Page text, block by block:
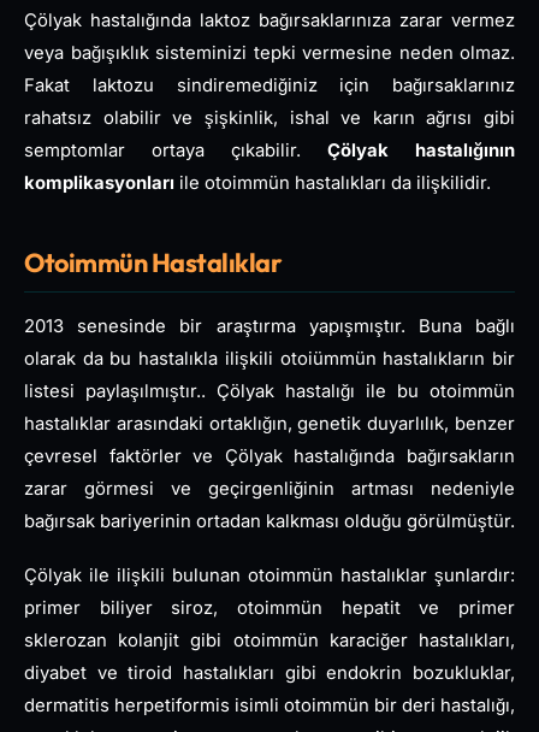
Çölyak hastalığında laktoz bağırsaklarınıza zarar vermez
veya bağışıklık sisteminizi tepki vermesine neden olmaz.
Fakat laktozu sindiremediğiniz için bağırsaklarınız
rahatsız olabilir ve şişkinlik, ishal ve karın ağrısı gibi
semptomlar ortaya çıkabilir. Çölyak hastalığının
komplikasyonları ile otoimmün hastalıkları da ilişkilidir.
Otoimmün Hastalıklar
2013 senesinde bir araştırma yapışmıştır. Buna bağlı
olarak da bu hastalıkla ilişkili otoiümmün hastalıkların bir
listesi paylaşılmıştır.. Çölyak hastalığı ile bu otoimmün
hastalıklar arasındaki ortaklığın, genetik duyarlılık, benzer
çevresel faktörler ve Çölyak hastalığında bağırsakların
zarar görmesi ve geçirgenliğinin artması nedeniyle
bağırsak bariyerinin ortadan kalkması olduğu görülmüştür.
Çölyak ile ilişkili bulunan otoimmün hastalıklar şunlardır:
primer biliyer siroz, otoimmün hepatit ve primer
sklerozan kolanjit gibi otoimmün karaciğer hastalıkları,
diyabet ve tiroid hastalıkları gibi endokrin bozukluklar,
dermatitis herpetiformis isimli otoimmün bir deri hastalığı,